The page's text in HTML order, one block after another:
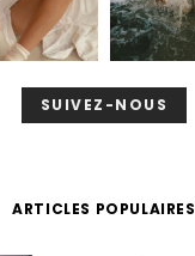
SUIVEZ-NOUS
ARTICLES POPULAIRES